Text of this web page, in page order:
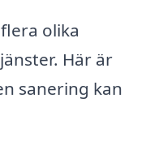
olika
Här är
sanering kan